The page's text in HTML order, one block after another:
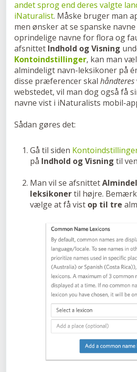
andet sprog end deres valgte
iNaturalist. Måske bruger man
men ønsker at se spanske
oprindelige navne for flora og
afsnittet Indhold og Visning
Kontoindstillinger, kan man
almindeligt navn-leksikoner på
disse præferencer skal håndteres
webstedet, vil man dog også få
navne vist i iNaturalists mobil-
Sådan gøres det:
Gå til siden
på Indhold og Visning til
Man vil se afsnittet
leksikonertil højre.
vælge at få vist op til tre